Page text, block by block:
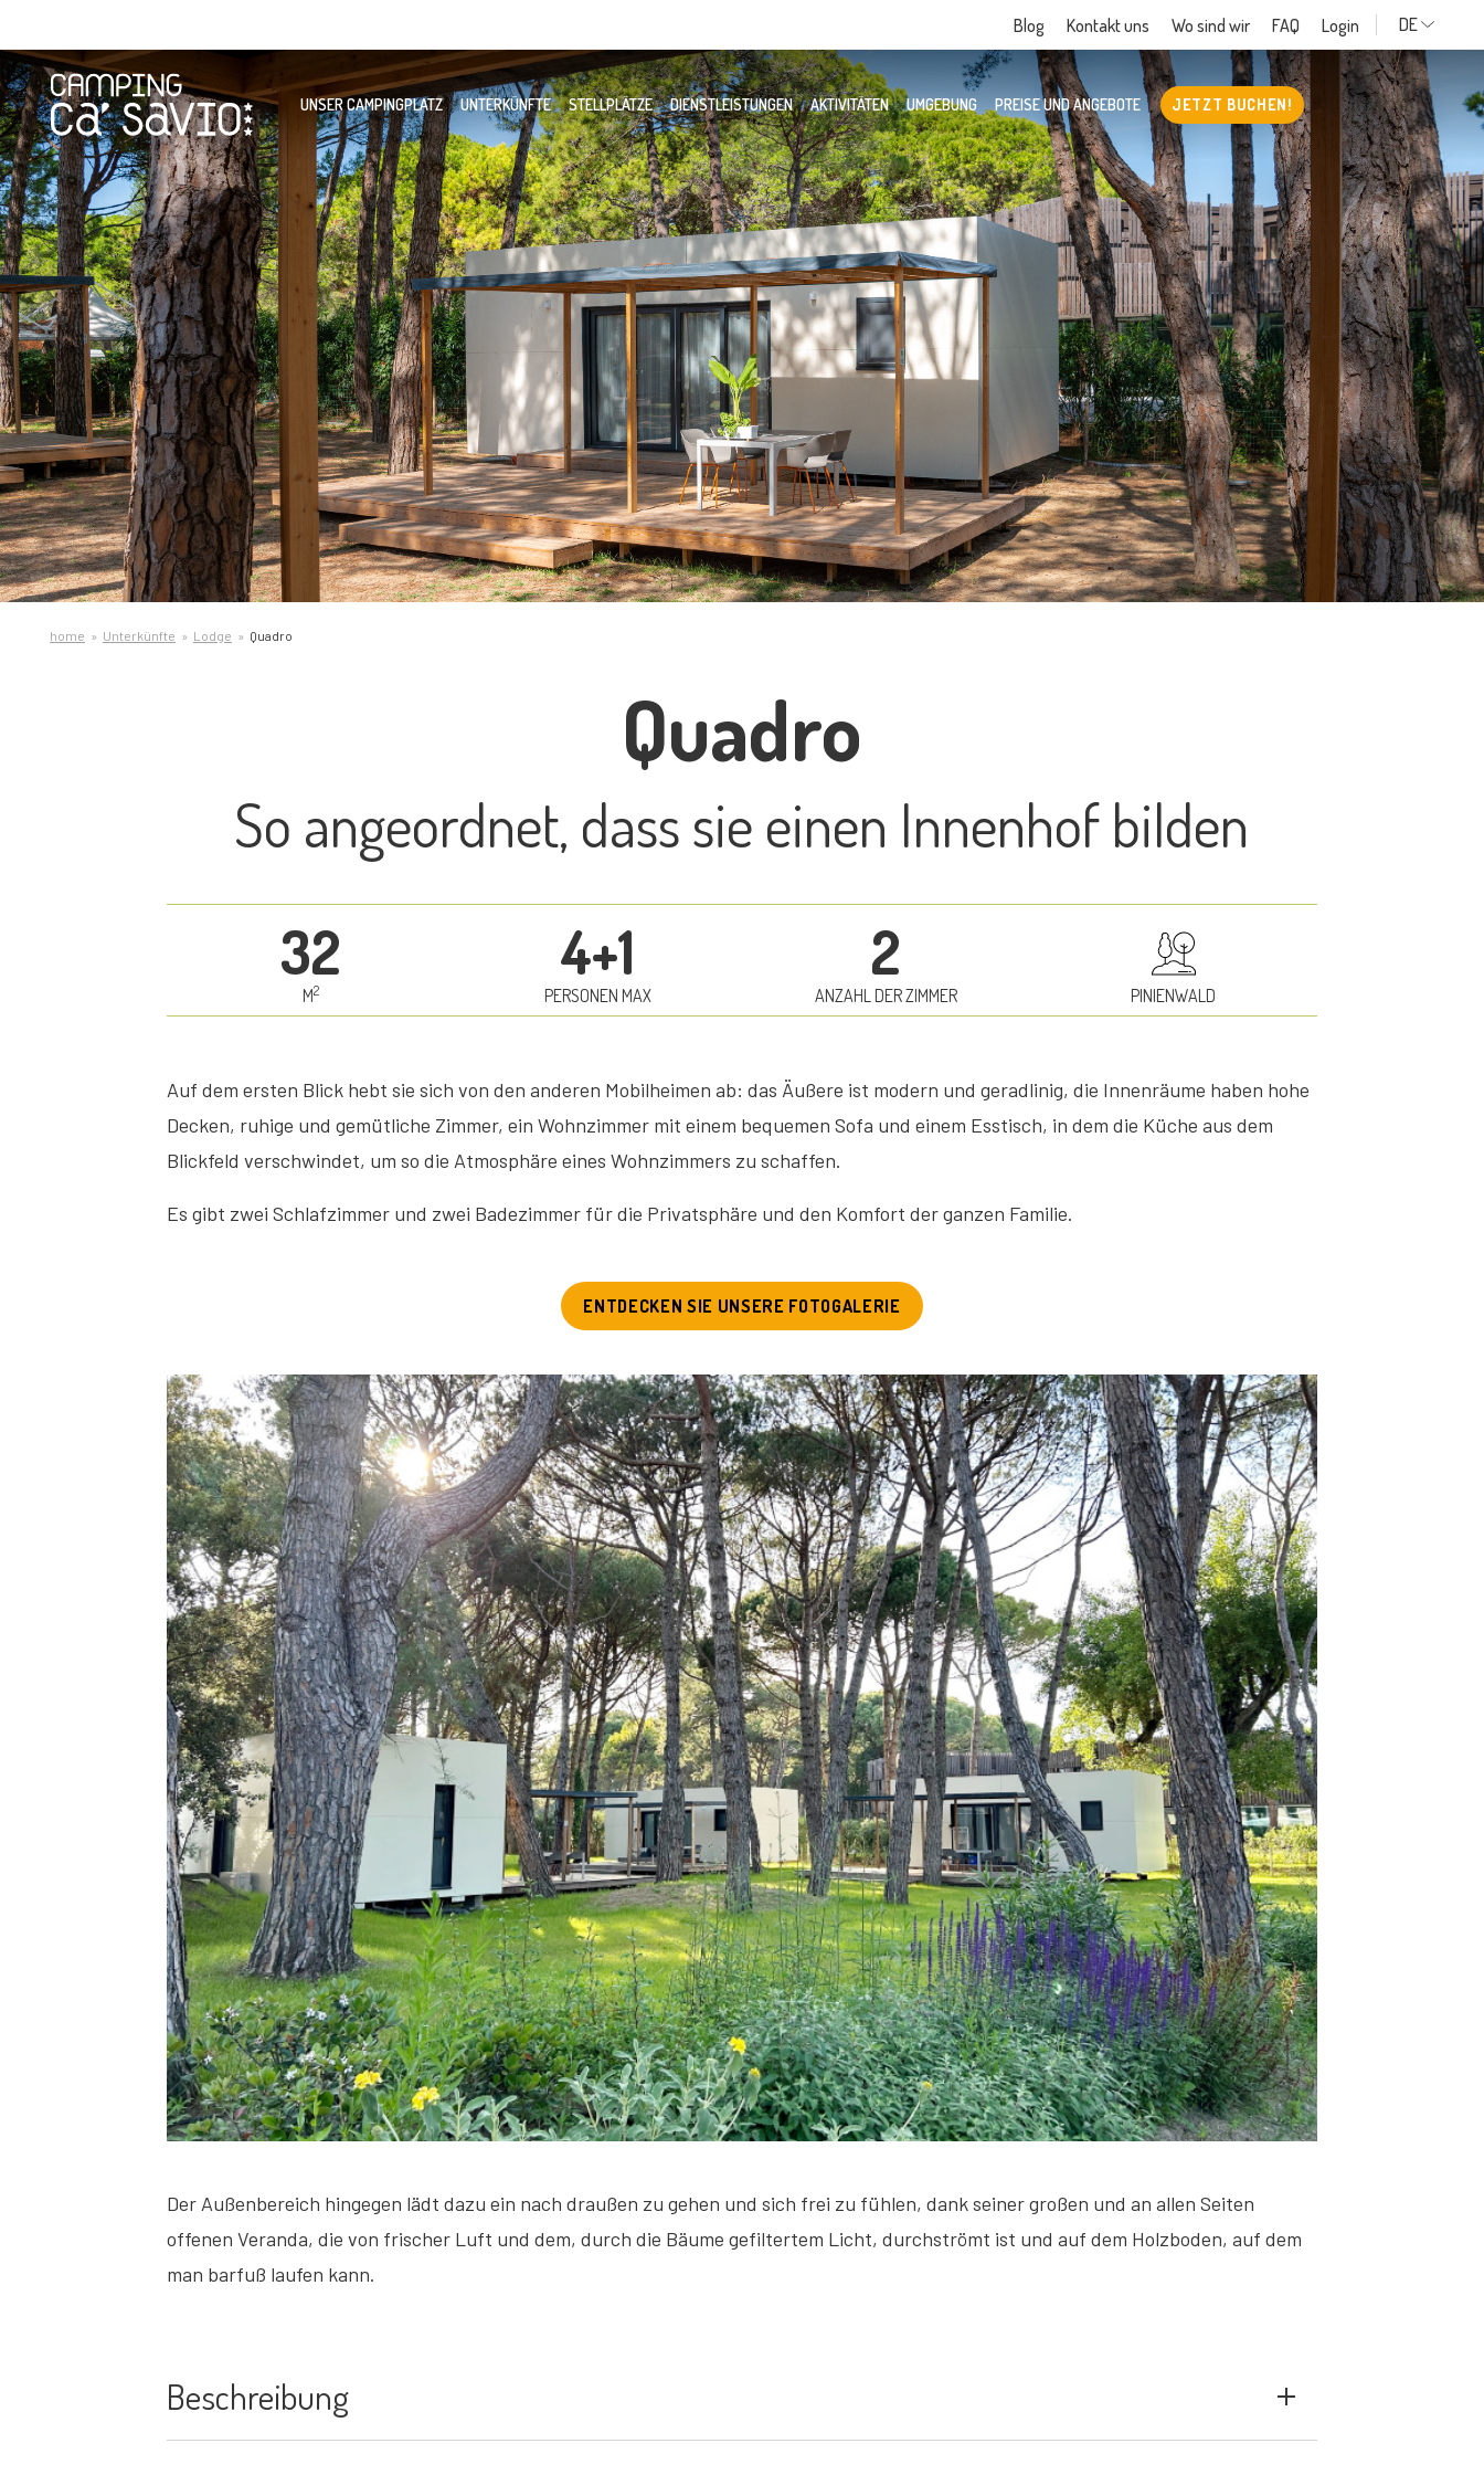
Blog Kontakt uns Wo sind wir FAQ Login DE
UNSER CAMPINGPLATZ UNTERKÜNFTE STELLPLÄTZE DIENSTLEISTUNGEN AKTIVITÄTEN UMGEBUNG PREISE UND ANGEBOTE JETZT BUCHEN!
home Unterkünfte Lodge Quadro
Quadro
So angeordnet, dass sie einen Innenhof bilden
32
M2
4+1
PERSONEN MAX
2
ANZAHL DER ZIMMER PINIENWALD
Auf dem ersten Blick hebt sie sich von den anderen Mobilheimen ab: das Äußere ist modern und geradlinig, die Innenräume haben hohe
Decken, ruhige und gemütliche Zimmer, ein Wohnzimmer mit einem bequemen Sofa und einem Esstisch, in dem die Küche aus dem
Blickfeld verschwindet, um so die Atmosphäre eines Wohnzimmers zu schaffen.
Es gibt zwei Schlafzimmer und zwei Badezimmer für die Privatsphäre und den Komfort der ganzen Familie.
ENTDECKEN SIE UNSERE FOTOGALERIE
Der Außenbereich hingegen lädt dazu ein nach draußen zu gehen und sich frei zu fühlen, dank seiner großen und an allen Seiten
offenen Veranda, die von frischer Luft und dem, durch die Bäume gefiltertem Licht, durchströmt ist und auf dem Holzboden, auf dem
man barfuß laufen kann.
Beschreibung